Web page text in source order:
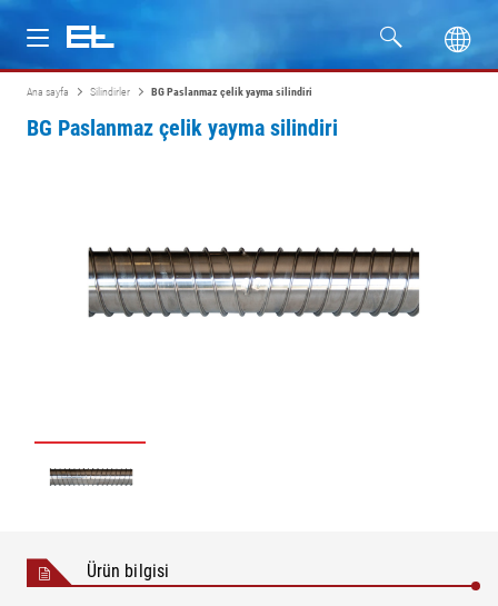
Ürünler
Ana sayfa Silindirler BG Paslanmaz çelik yayma silindiri
BG Paslanmaz çelik yayma silindiri
Ürün bilgisi